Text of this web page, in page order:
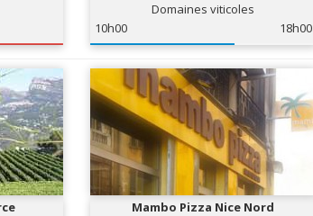
Domaines viticoles
10h00
18h00
Mambo Pizza Nice Nord